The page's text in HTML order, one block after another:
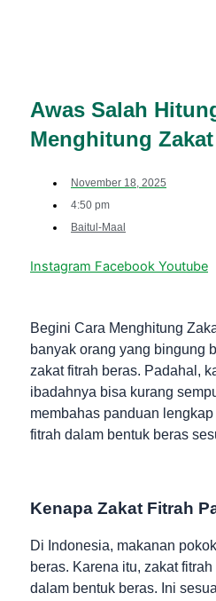
Awas Salah
Menghitung
November 18, 2025
4:50 pm
Baitul-Maal
Instagram Facebook Youtube
Begini Cara Menghitung
banyak orang yang bingung
zakat fitrah beras. Padahal,
ibadahnya bisa kurang
membahas panduan
fitrah dalam bentuk beras
Kenapa Zakat Fitrah
Di Indonesia, makanan
beras. Karena itu, zakat
dalam bentuk beras. Ini